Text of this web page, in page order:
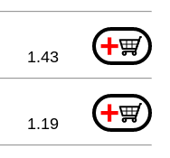
+
1.43
+
1.19